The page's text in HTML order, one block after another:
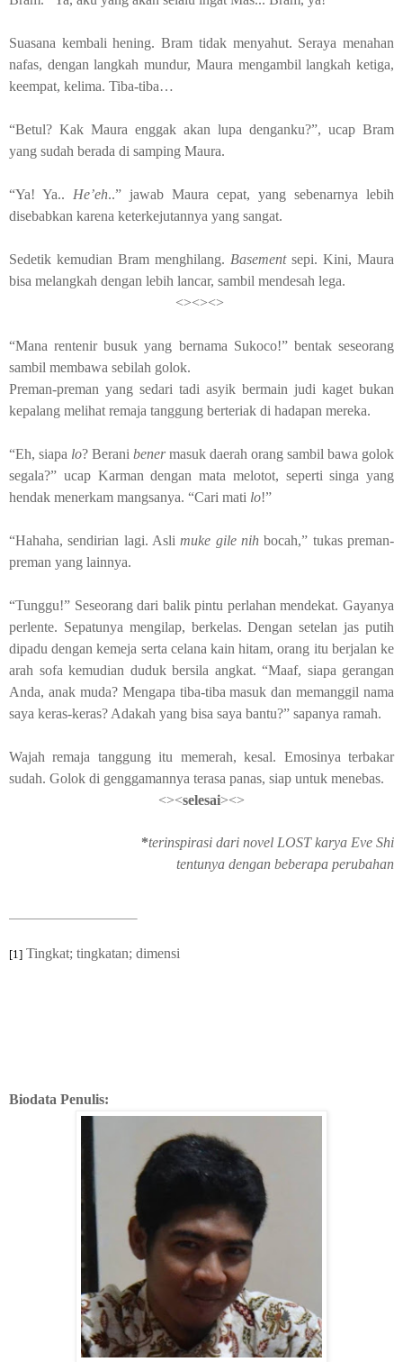
Suasana kembali hening. Bram tidak menyahut. Seraya menahan
nafas, dengan langkah mundur, Maura mengambil langkah ketiga,
keempat, kelima. Tiba-tiba…
“Betul? Kak Maura enggak akan lupa denganku?”, ucap Bram
yang sudah berada di samping Maura.
“Ya! Ya.. He’eh..” jawab Maura cepat, yang sebenarnya lebih
disebabkan karena keterkejutannya yang sangat.
Sedetik kemudian Bram menghilang. Basement sepi. Kini, Maura
bisa melangkah dengan lebih lancar, sambil mendesah lega.
<><><>
“Mana rentenir busuk yang bernama Sukoco!” bentak seseorang
sambil membawa sebilah golok.
Preman-preman yang sedari tadi asyik bermain judi kaget bukan
kepalang melihat remaja tanggung berteriak di hadapan mereka.
“Eh, siapa lo? Berani benermasuk daerah orang sambil bawa golok
segala?” ucap Karman dengan mata melotot, seperti singa yang
hendak menerkam mangsanya. “Cari mati lo!”
“Hahaha, sendirian lagi. Aslimuke gile nihbocah,” tukas preman-
preman yang lainnya.
“Tunggu!” Seseorang dari balik pintu perlahan mendekat. Gayanya
perlente. Sepatunya mengilap, berkelas. Dengan setelan jas putih
dipadu dengan kemeja serta celana kain hitam, orang itu berjalan ke
arah sofa kemudian duduk bersila angkat. “Maaf, siapa gerangan
Anda, anak muda? Mengapa tiba-tiba masuk dan memanggil nama
saya keras-keras? Adakah yang bisa saya bantu?” sapanya ramah.
Wajah remaja tanggung itu memerah, kesal. Emosinya terbakar
sudah. Golok di genggamannya terasa panas, siap untuk menebas.
<><selesai><>
*terinspirasi dari novel LOST karya Eve Shi
tentunya dengan beberapa perubahan
[1] Tingkat; tingkatan; dimensi
Biodata Penulis: